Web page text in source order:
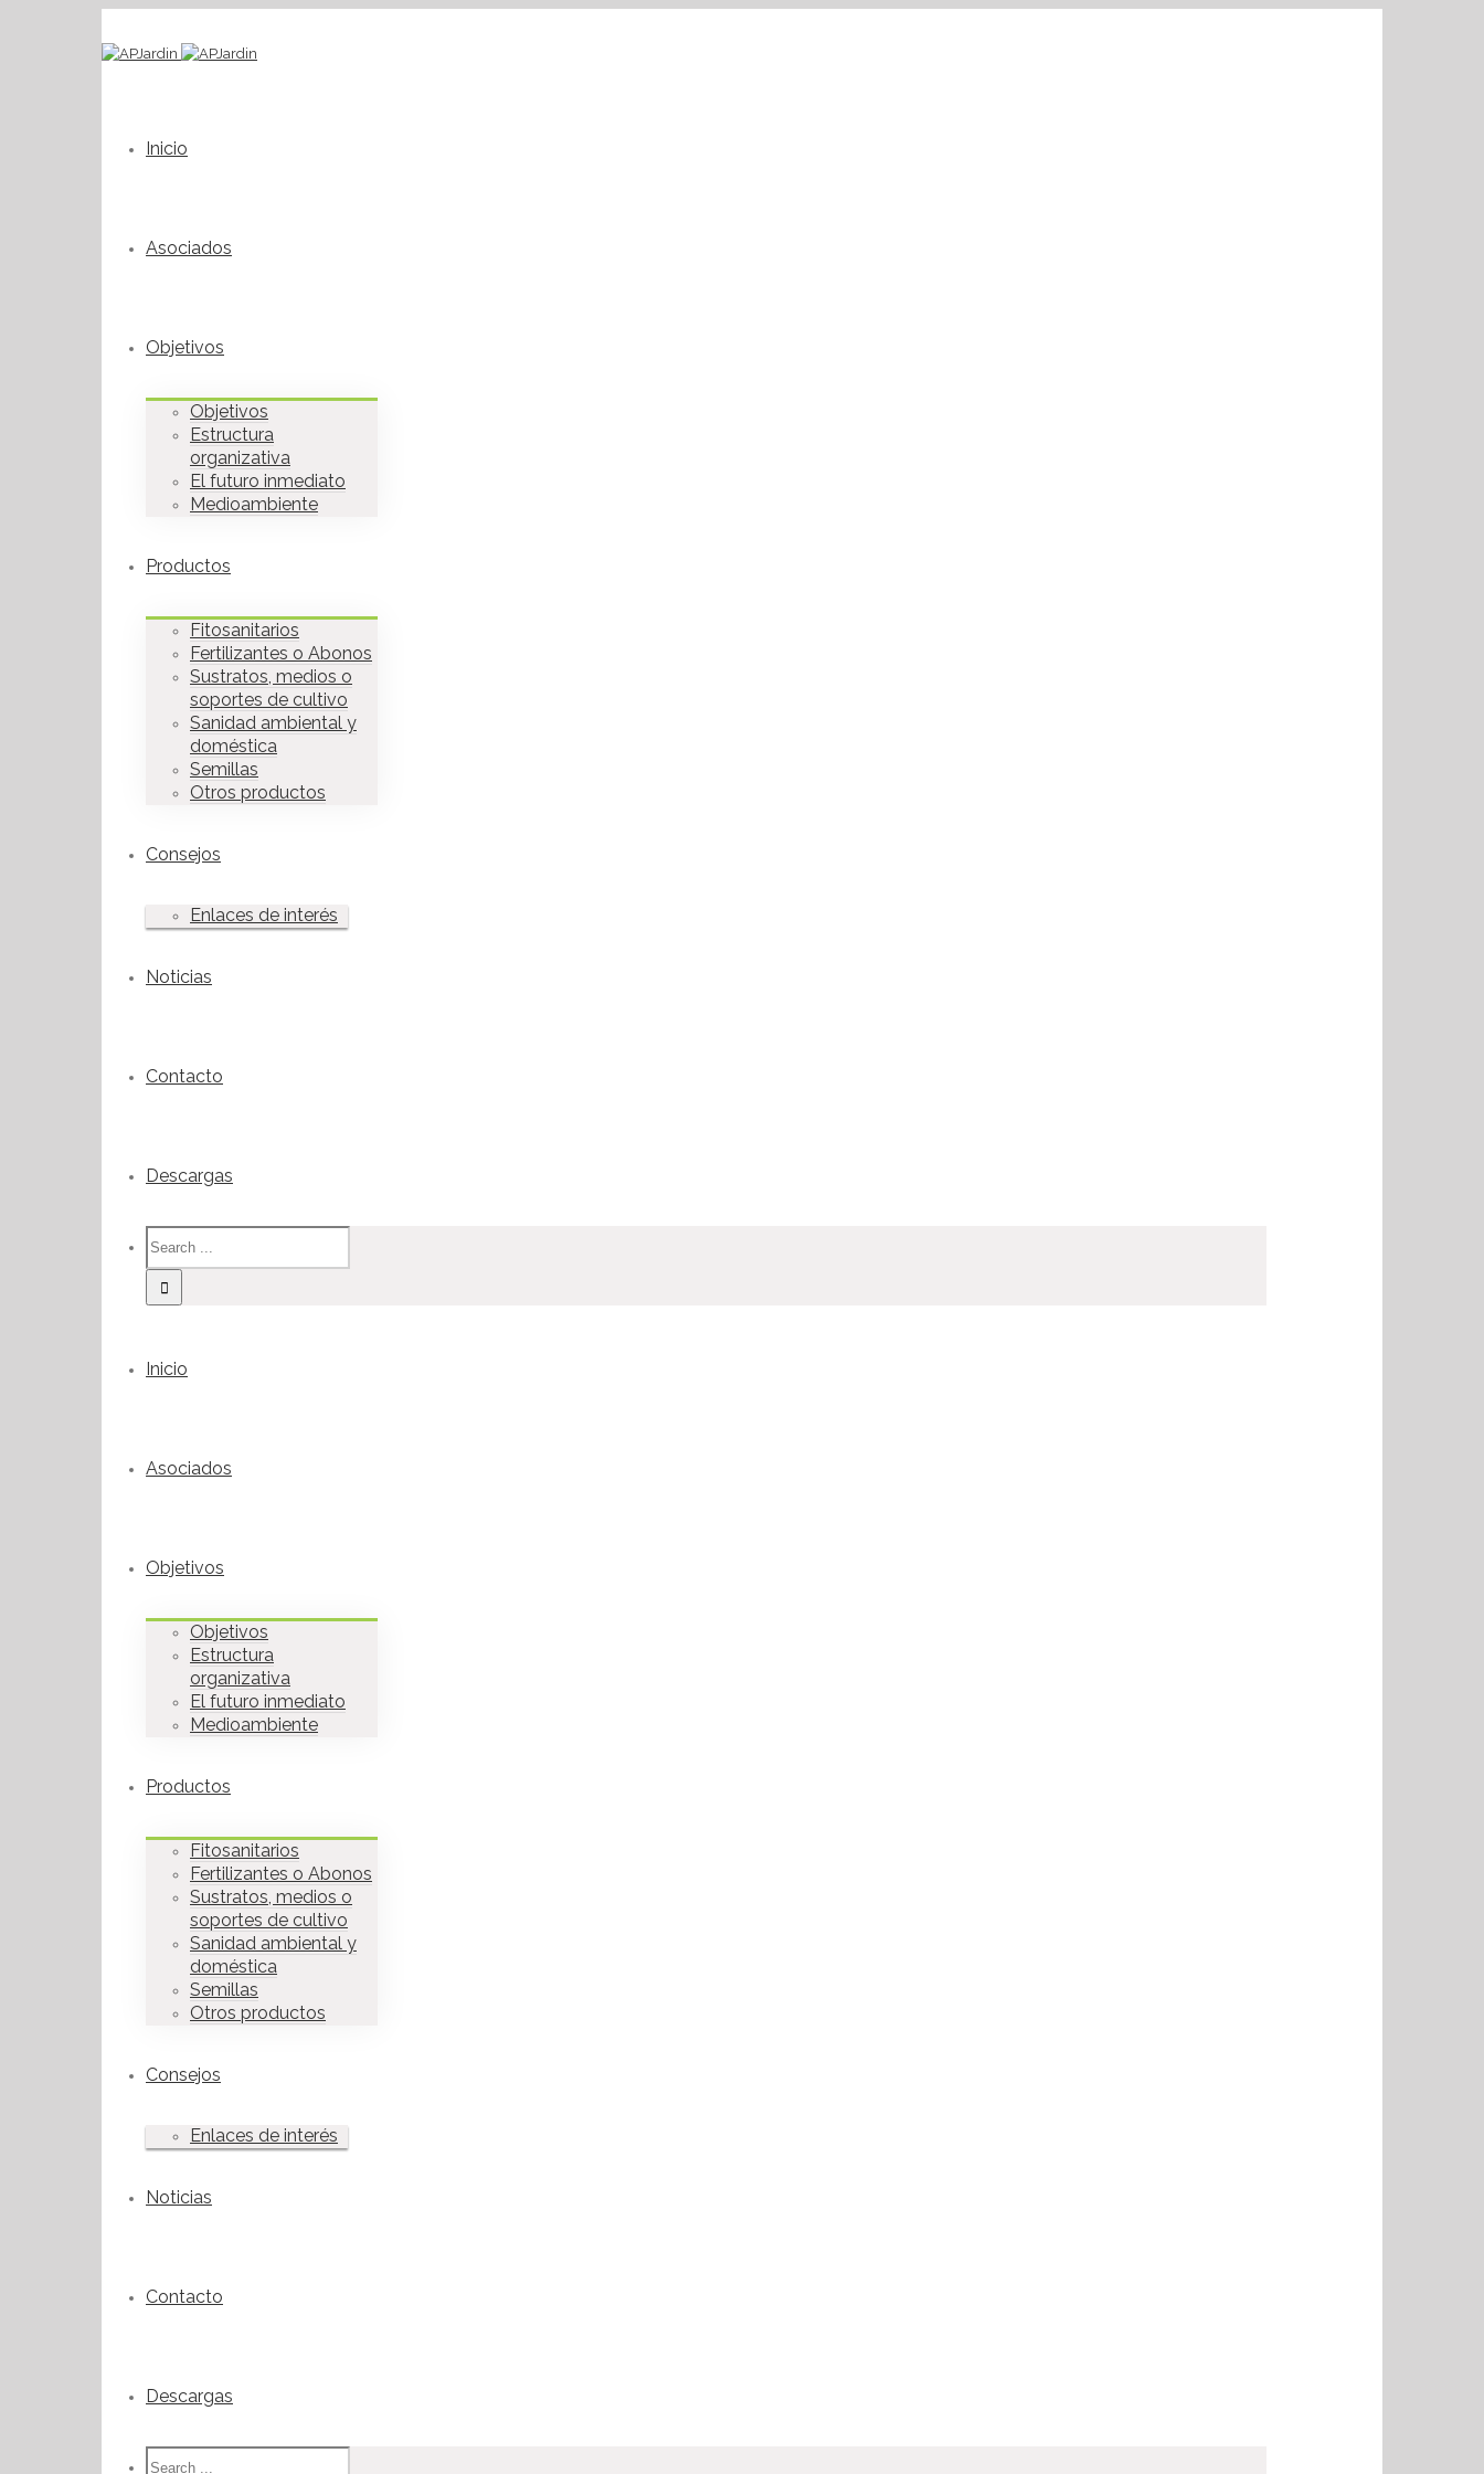
Inicio
Asociados
Objetivos
Objetivos
Estructura
organizativa
El futuro inmediato
Medioambiente
Productos
Fitosanitarios
Fertilizantes o Abonos
Sustratos, medios o
soportes de cultivo
Sanidad ambiental y
doméstica
Semillas
Otros productos
Consejos
Enlaces de interés
Noticias
Contacto
Descargas
Inicio
Asociados
Objetivos
Objetivos
Estructura
organizativa
El futuro inmediato
Medioambiente
Productos
Fitosanitarios
Fertilizantes o Abonos
Sustratos, medios o
soportes de cultivo
Sanidad ambiental y
doméstica
Semillas
Otros productos
Consejos
Enlaces de interés
Noticias
Contacto
Descargas